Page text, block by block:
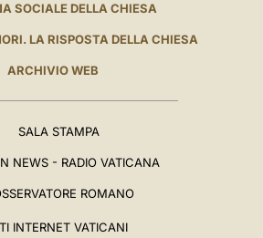
SOCIALE DELLA CHIESA
LA RISPOSTA DELLA CHIESA
ARCHIVIO WEB
SALA STAMPA
NEWS - RADIO VATICANA
ROMANO
INTERNET VATICANI